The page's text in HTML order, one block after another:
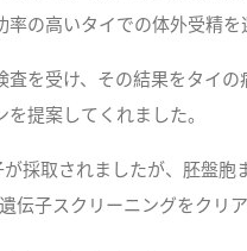
の高いタイでの体外受精を
を受け、その結果をタイの
提案してくれました。
採取されましたが、胚盤胞
伝子スクリーニングをクリア